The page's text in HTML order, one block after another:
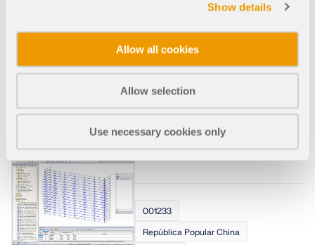
Show details
Allow all cookies
Allow selection
Use necessary cookies only
Con más de 75.000 m2, la
nueva Exposición agrícola de
Tianfu es la estructura de
madera más grande de Asia
y una de las estructuras de
madera más grandes del
mundo. Es una serie de cinco
salas en arco que utilizan
cerchas únicas inspiradas en
Vierendeel.
001233
República Popular China